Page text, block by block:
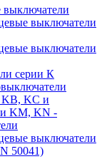
выключатели
выключатели
серии К
KB, KC и
KM, KN -
выключатели
50041)